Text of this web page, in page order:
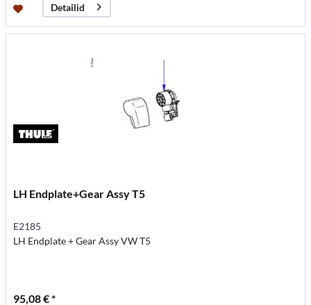
Detailid
LH Endplate+Gear Assy T5
E2185
LH Endplate + Gear Assy VW T5
95,08 € *